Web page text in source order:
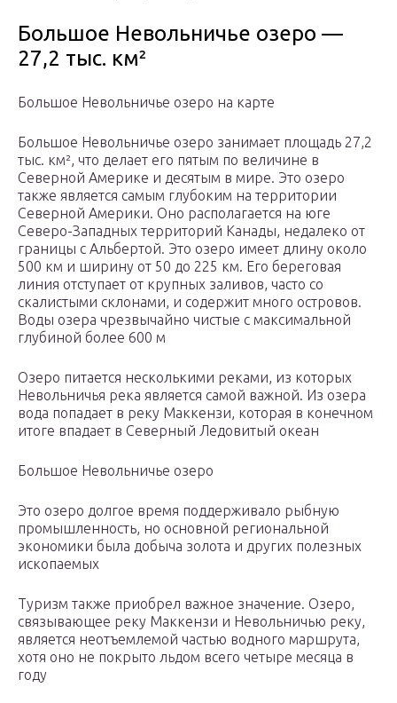
Большое Невольничье озеро —
27,2 тыс. км²
Большое Невольничье озеро на карте
Большое Невольничье озеро занимает площадь 27,2
тыс. км², что делает его пятым по величине в
Северной Америке и десятым в мире. Это озеро
также является самым глубоким на территории
Северной Америки. Оно располагается на юге
Северо-Западных территорий Канады, недалеко от
границы с Альбертой. Это озеро имеет длину около
500 км и ширину от 50 до 225 км. Его береговая
линия отступает от крупных заливов, часто со
скалистыми склонами, и содержит много островов.
Воды озера чрезвычайно чистые с максимальной
глубиной более 600 м
Озеро питается несколькими реками, из которых
Невольничья река является самой важной. Из озера
вода попадает в реку Маккензи, которая в конечном
итоге впадает в Северный Ледовитый океан
Большое Невольничье озеро
Это озеро долгое время поддерживало рыбную
промышленность, но основной региональной
экономики была добыча золота и других полезных
ископаемых
Туризм также приобрел важное значение. Озеро,
связывающее реку Маккензи и Невольничью реку,
является неотъемлемой частью водного маршрута,
хотя оно не покрыто льдом всего четыре месяца в
году